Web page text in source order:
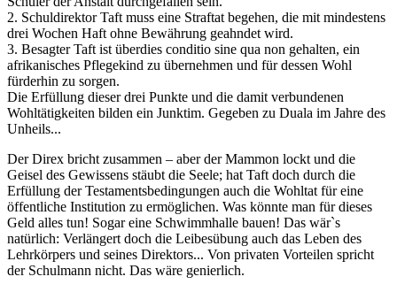
2. Schuldirektor Taft muss eine Straftat begehen, die mit mindestens
drei Wochen Haft ohne Bewährung geahndet wird.
3. Besagter Taft ist überdies conditio sine qua non gehalten, ein
afrikanisches Pflegekind zu übernehmen und für dessen Wohl
fürderhin zu sorgen.
Die Erfüllung dieser drei Punkte und die damit verbundenen
Wohltätigkeiten bilden ein Junktim. Gegeben zu Duala im Jahre des
Unheils...
Der Direx bricht zusammen – aber der Mammon lockt und die
Geisel des Gewissens stäubt die Seele; hat Taft doch durch die
Erfüllung der Testamentsbedingungen auch die Wohltat für eine
öffentliche Institution zu ermöglichen. Was könnte man für dieses
Geld alles tun! Sogar eine Schwimmhalle bauen! Das wär`s
natürlich: Verlängert doch die Leibesübung auch das Leben des
Lehrkörpers und seines Direktors... Von privaten Vorteilen spricht
der Schulmann nicht. Das wäre genierlich.